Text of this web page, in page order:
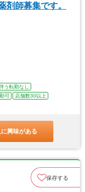
剤師募集です。
う転勤なし
可
店舗数30以上
興味がある
保存する